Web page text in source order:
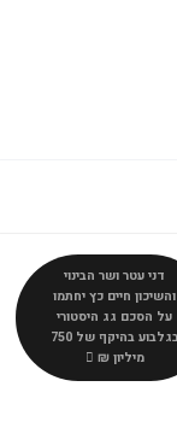
דני עטר ושר הבינוי
והשיכון חיים כץ יחתמו
על הסכם גג היסטורי
בגלבוע בהיקף של 750
מיליון ₪